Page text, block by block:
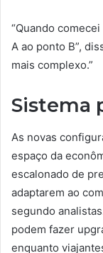
“Quando
A ao ponto B”,
mais complexo.”
Sistema
As novas
espaço da
escalonado de
adaptarem ao
segundo
podem fazer
enquanto